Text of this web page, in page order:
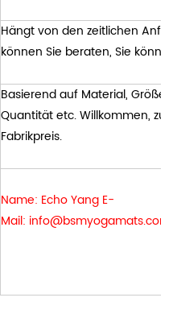
Hängt von den zeitlichen
können Sie beraten, Sie
Basierend auf Material, Größe,
Quantität etc. Willkommen,
Fabrikpreis.
Name: Echo Yang E-
Mail: info@bsmyogamats.com